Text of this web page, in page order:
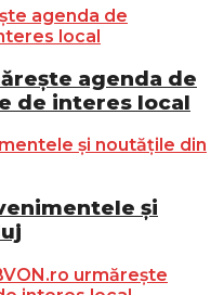
agenda de
de interes local
și